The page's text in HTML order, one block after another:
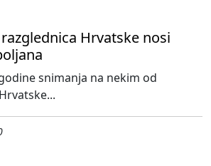
Hrvatske nosi
snimanja na nekim od